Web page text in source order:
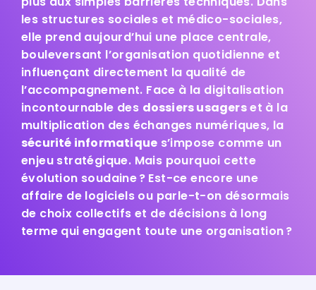
les structures sociales et médico-sociales,
elle prend aujourd’hui une place centrale,
bouleversant l’organisation quotidienne et
influençant directement la qualité de
l’accompagnement. Face à la digitalisation
incontournable des dossiers usagerset à la
multiplication des échanges numériques, la
sécurité informatique s’impose comme un
enjeu stratégique. Mais pourquoi cette
évolution soudaine ? Est-ce encore une
affaire de logiciels ou parle-t-on désormais
de choix collectifs et de décisions à long
terme qui engagent toute une organisation ?